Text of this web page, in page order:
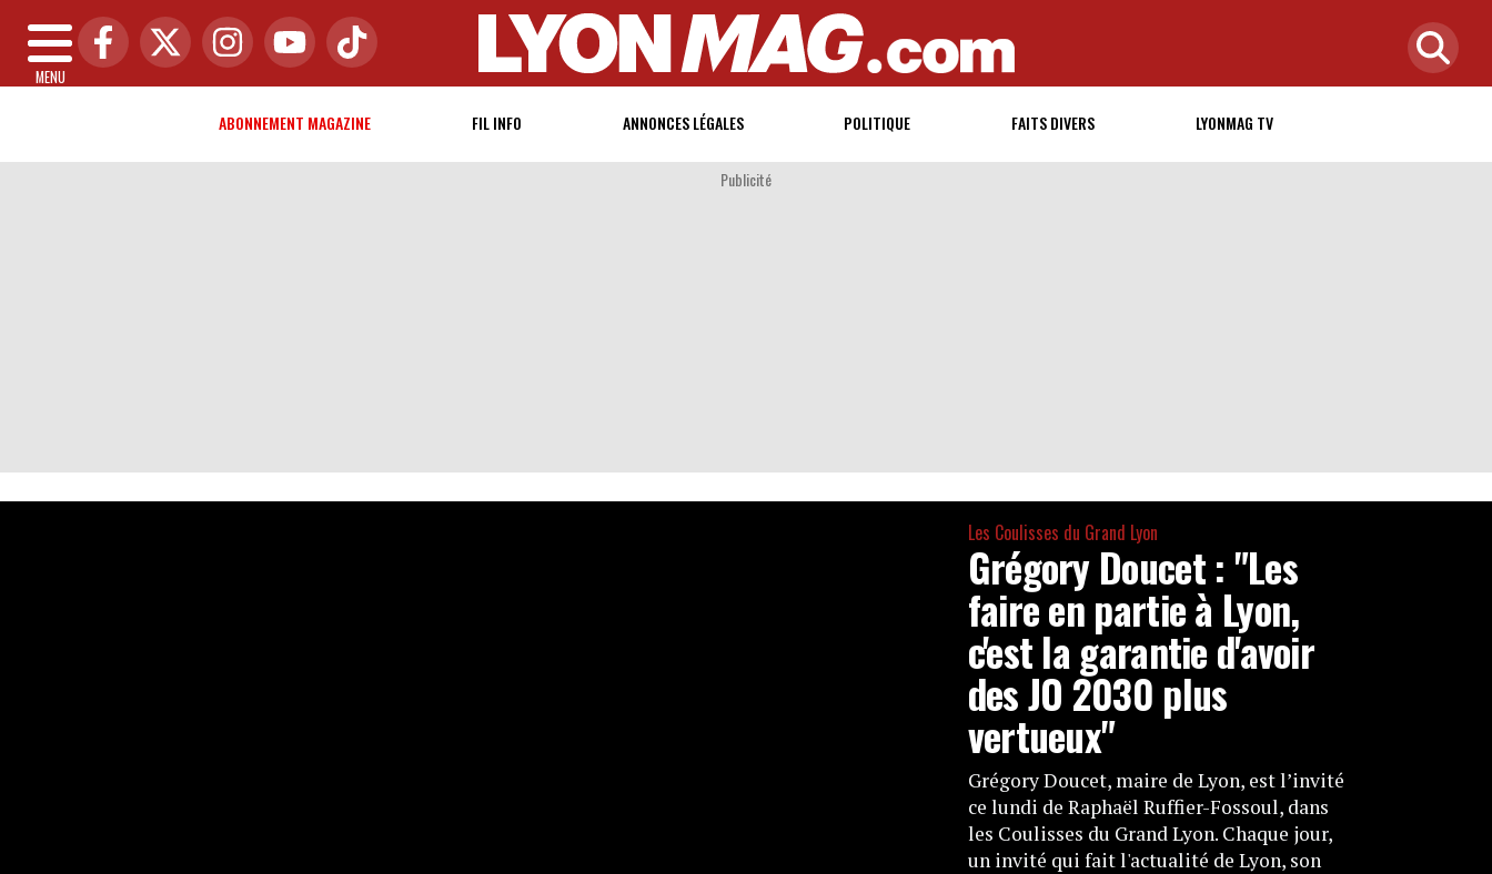
MENU
ABONNEMENT MAGAZINE FIL INFO ANNONCES LÉGALES POLITIQUE FAITS DIVERS LYONMAG TV
Publicité
Les Coulisses du Grand Lyon
Grégory Doucet : "Les
faire en partie à Lyon,
c'est la garantie d'avoir
des JO 2030 plus
vertueux"
Grégory Doucet, maire de Lyon, est l’invité
ce lundi de Raphaël Ruffier-Fossoul, dans
les Coulisses du Grand Lyon. Chaque jour,
un invité qui fait l'actualité de Lyon, son